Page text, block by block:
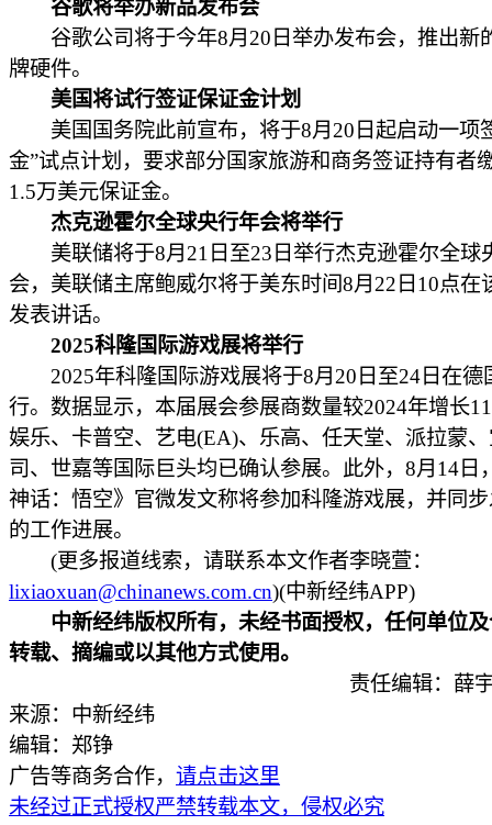
谷歌将举办新品发布会
谷歌公司将于今年8月20日举办发布会，推出新
牌硬件。
美国将试行签证保证金计划
美国国务院此前宣布，将于8月20日起启动一项
金”试点计划，要求部分国家旅游和商务签证持有者
1.5万美元保证金。
杰克逊霍尔全球央行年会将举行
美联储将于8月21日至23日举行杰克逊霍尔全球
会，美联储主席鲍威尔将于美东时间8月22日10点在
发表讲话。
2025科隆国际游戏展将举行
2025年科隆国际游戏展将于8月20日至24日在德
行。数据显示，本届展会参展商数量较2024年增长
娱乐、卡普空、艺电(EA)、乐高、任天堂、派拉蒙
司、世嘉等国际巨头均已确认参展。此外，8月14日
神话：悟空》官微发文称将参加科隆游戏展，并同
的工作进展。
(更多报道线索，请联系本文作者李晓萱：
lixiaoxuan@chinanews.com.cn)(中新经纬APP)
中新经纬版权所有，未经书面授权，任何单位及
转载、摘编或以其他方式使用。
责任编辑：薛
来源：中新经纬
编辑：郑铮
广告等商务合作， 请点击这里
未经过正式授权严禁转载本文，侵权必究